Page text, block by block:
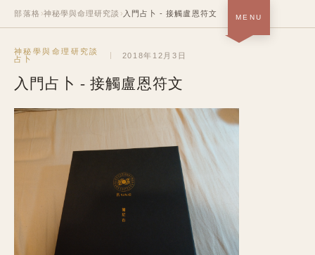
MENU
首頁 · 關於＋作品
部落格
履歷
中 EN
部落格 ›神秘學與命理研究談 › 入門占卜 - 接觸盧恩符文
神秘學與命理研究談
占卜
2018年12月3日
入門占卜 - 接觸盧恩符文